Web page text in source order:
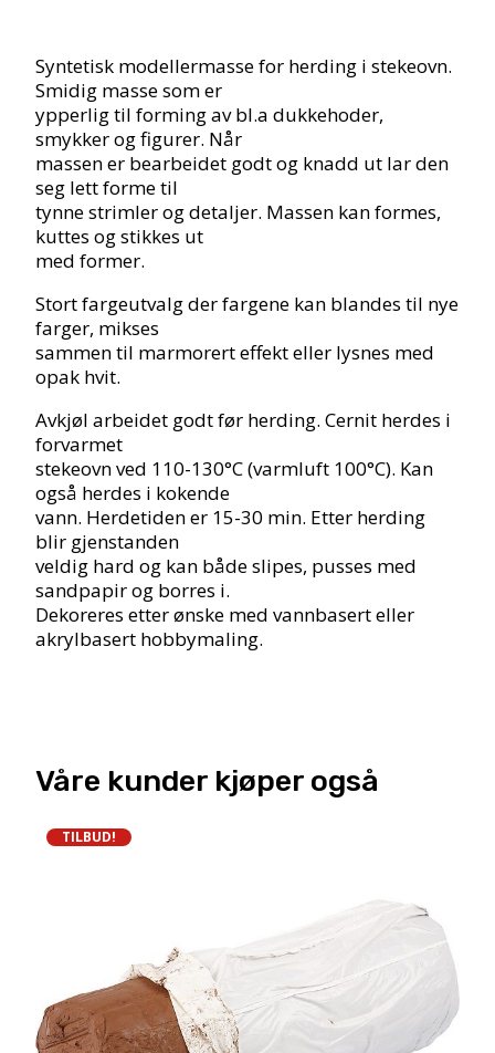
Syntetisk modellermasse for herding i stekeovn.
Smidig masse som er
ypperlig til forming av bl.a dukkehoder,
smykker og figurer. Når
massen er bearbeidet godt og knadd ut lar den
seg lett forme til
tynne strimler og detaljer. Massen kan formes,
kuttes og stikkes ut
med former.
Stort fargeutvalg der fargene kan blandes til nye
farger, mikses
sammen til marmorert effekt eller lysnes med
opak hvit.
Avkjøl arbeidet godt før herding. Cernit herdes i
forvarmet
stekeovn ved 110-130°C (varmluft 100°C). Kan
også herdes i kokende
vann. Herdetiden er 15-30 min. Etter herding
blir gjenstanden
veldig hard og kan både slipes, pusses med
sandpapir og borres i.
Dekoreres etter ønske med vannbasert eller
akrylbasert hobbymaling.
Våre kunder kjøper også
TILBUD!